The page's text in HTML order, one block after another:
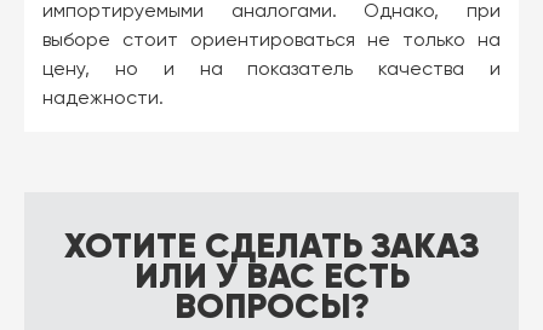
импортируемыми аналогами. Однако, при
выборе стоит ориентироваться не только на
цену, но и на показатель качества и
надежности.
ХОТИТЕ СДЕЛАТЬ ЗАКАЗ
ИЛИ У ВАС ЕСТЬ
ВОПРОСЫ?